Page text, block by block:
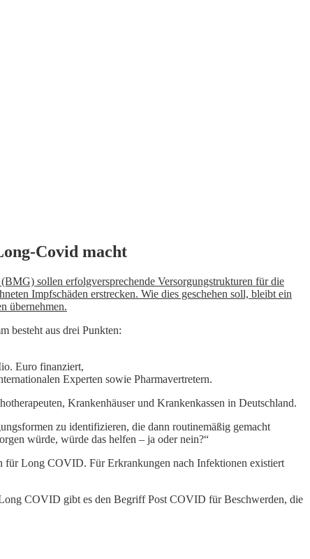
Covid macht
sollen erfolgversprechende Versorgungstrukturen für die
Impfschäden erstrecken. Wie dies geschehen soll, bleibt ein
übernehmen.
besteht aus drei Punkten:
Euro finanziert,
Experten sowie Pharmavertretern.
Krankenhäuser und Krankenkassen in Deutschland.
zu identifizieren, die dann routinemäßig gemacht
würde, würde das helfen – ja oder nein?“
für Long COVID. Für Erkrankungen nach Infektionen existiert
COVID gibt es den Begriff Post COVID für Beschwerden, die